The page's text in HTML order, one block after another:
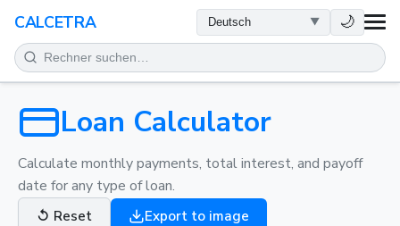
CALCETRA 🌙
MATHEMATIK
UMWANDLUNGEN
WISSENSCHAFT
ALLTAG
Loan Calculator
Calculate monthly payments, total interest, and payoff
date for any type of loan.
↺ Reset Export to image